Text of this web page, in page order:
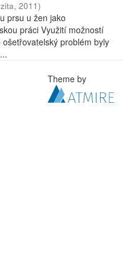
, 2011)
prsu u žen jako
práci Využití možností
problém byly
Theme by